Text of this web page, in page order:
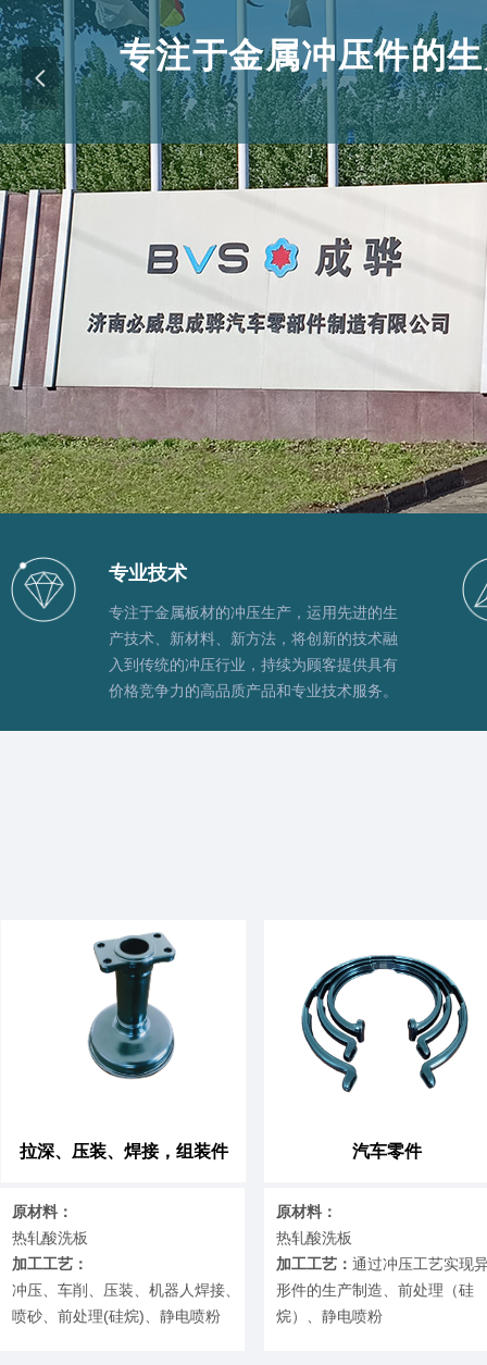
专注于金属冲压件的
넳
专业技术
专注于金属板材的冲压生产，运用先进的生
产技术、新材料、新方法，将创新的技术融
入到传统的冲压行业，持续为顾客提供具有
价格竞争力的高品质产品和专业技术服务。
拉深、压装、焊接，组装件 汽车零件
原材料：
热轧酸洗板
加工工艺：
冲压、车削、压装、机器人焊接、
喷砂、前处理(硅烷)、静电喷粉
原材料：
热轧酸洗板
加工工艺： 通过冲压工艺实现
形件的生产制造、前处理（硅
烷）、静电喷粉